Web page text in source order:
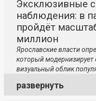
Эксклюзивные
наблюдения: в
пройдёт
миллион
Ярославские власти
который модернизирует
визуальный облик
развернуть